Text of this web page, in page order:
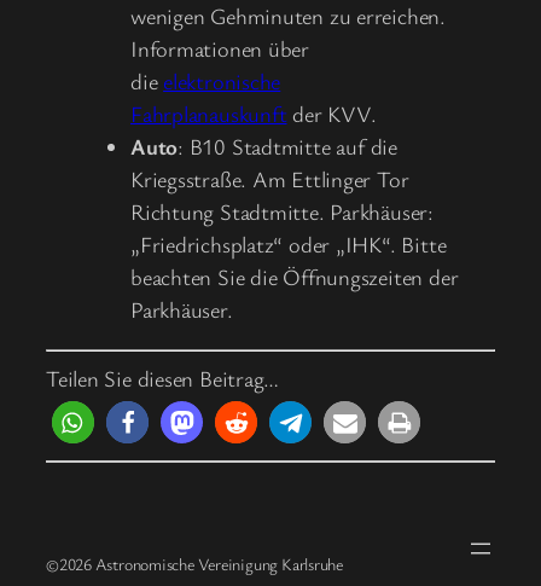
wenigen Gehminuten zu erreichen.
Informationen über
die elektronische
Fahrplanauskunftder KVV.
Auto: B10 Stadtmitte auf die
Kriegsstraße. Am Ettlinger Tor
Richtung Stadtmitte. Parkhäuser:
„Friedrichsplatz“ oder „IHK“. Bitte
beachten Sie die Öffnungszeiten der
Parkhäuser.
Teilen Sie diesen Beitrag…
©2026 Astronomische Vereinigung Karlsruhe